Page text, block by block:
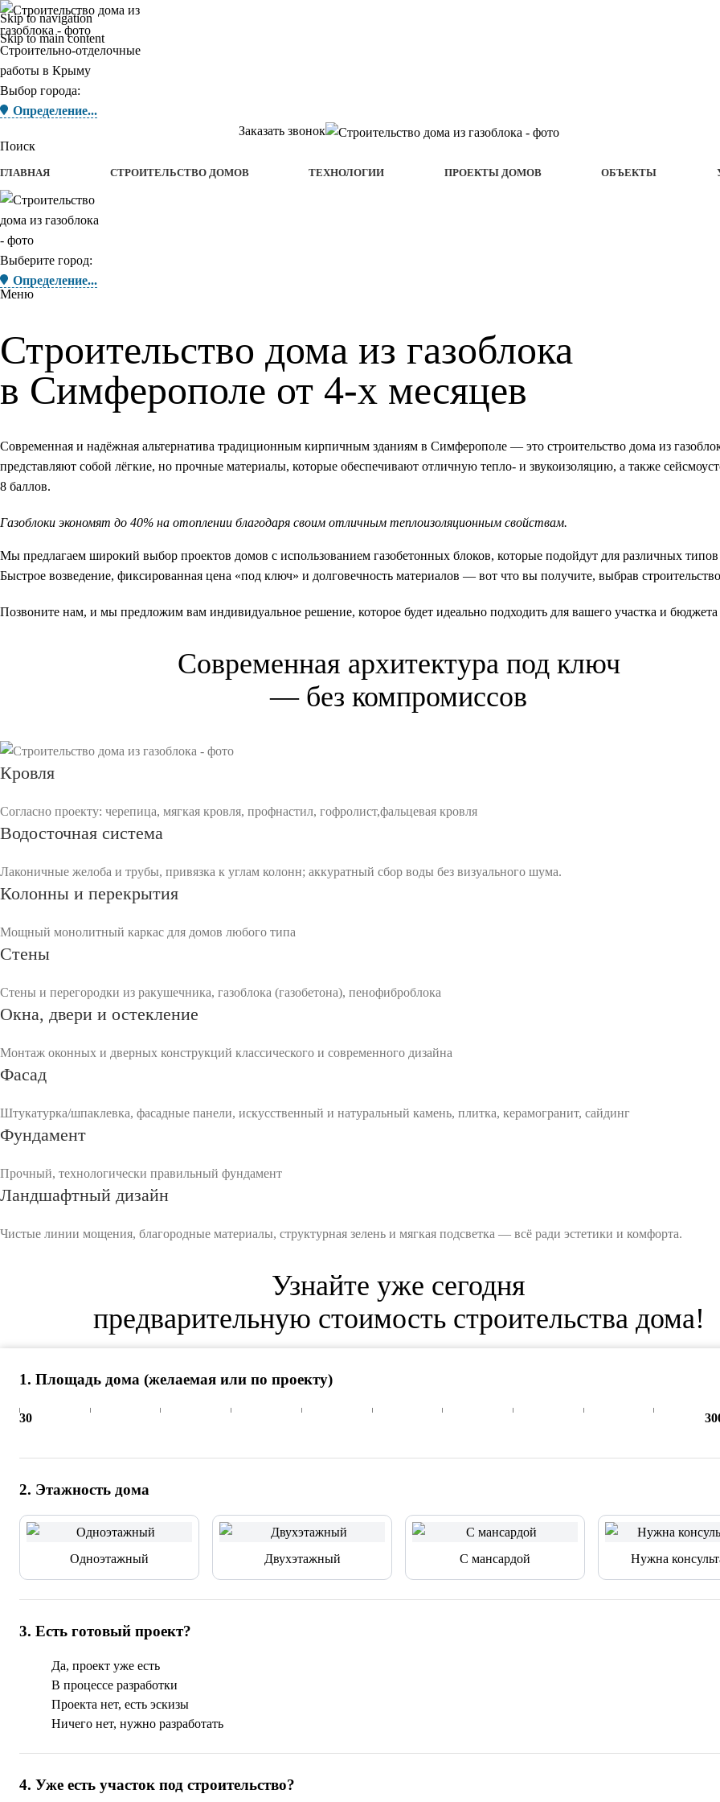
Skip to navigation
Skip to main content
Строительно-отделочные
работы в Крыму
Выбор города:
Определение...
Заказать звонок
Поиск
ГЛАВНАЯ СТРОИТЕЛЬСТВО ДОМОВ ТЕХНОЛОГИИ ПРОЕКТЫ ДОМОВ ОБЪЕКТЫ
Выберите город:
Определение...
Меню
Строительство дома из газоблока
в Симферополе от 4-х месяцев
Современная и надёжная альтернатива традиционным кирпичным зданиям в Симферополе — это строительство дома из
представляют собой лёгкие, но прочные материалы, которые обеспечивают отличную тепло- и звукоизоляцию, а также
8 баллов.
Газоблоки экономят до 40% на отоплении благодаря своим отличным теплоизоляционным свойствам.
Мы предлагаем широкий выбор проектов домов с использованием газобетонных блоков, которые подойдут для различных типов
Быстрое возведение, фиксированная цена «под ключ» и долговечность материалов — вот что вы получите, выбрав
Позвоните нам, и мы предложим вам индивидуальное решение, которое будет идеально подходить для вашего участка и бюджета
Современная архитектура под ключ
— без компромиссов
Кровля
Согласно проекту: черепица, мягкая кровля, профнастил, гофролист,фальцевая кровля
Водосточная система
Лаконичные желоба и трубы, привязка к углам колонн; аккуратный сбор воды без визуального шума.
Колонны и перекрытия
Мощный монолитный каркас для домов любого типа
Стены
Стены и перегородки из ракушечника, газоблока (газобетона), пенофиброблока
Окна, двери и остекление
Монтаж оконных и дверных конструкций классического и современного дизайна
Фасад
Штукатурка/шпаклевка, фасадные панели, искусственный и натуральный камень, плитка, керамогранит, сайдинг
Фундамент
Прочный, технологически правильный фундамент
Ландшафтный дизайн
Чистые линии мощения, благородные материалы, структурная зелень и мягкая подсветка — всё ради эстетики и комфорта.
Узнайте уже сегодня
предварительную стоимость строительства дома!
1. Площадь дома (желаемая или по проекту)
30
2. Этажность дома
Одноэтажный Двухэтажный С мансардой Нужна
3. Есть готовый проект?
Да, проект уже есть
В процессе разработки
Проекта нет, есть эскизы
Ничего нет, нужно разработать
4. Уже есть участок под строительство?